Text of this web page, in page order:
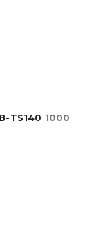
color video